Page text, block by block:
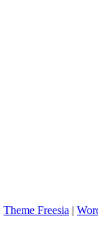
Theme Freesia |